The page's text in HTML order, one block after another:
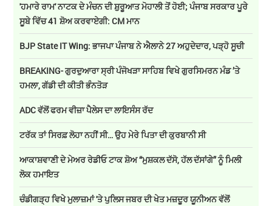
'ਹਮਾਰੇ ਰਾਮ' ਨਾਟਕ ਦੇ ਮੰਚਨ ਦੀ ਸ਼ੁਰੂਆਤ ਮੋਹਾਲੀ ਤੋਂ ਹੋਈ; ਪੰਜਾਬ ਸਰਕਾਰ ਪੂਰੇ
ਸੂਬੇ ਵਿੱਚ 41 ਸ਼ੋਅ ਕਰਵਾਏਗੀ: CM ਮਾਨ
BJP State IT Wing: ਭਾਜਪਾ ਪੰਜਾਬ ਨੇ ਐਲਾਨੇ 27 ਅਹੁਦੇਦਾਰ, ਪੜ੍ਹੋ ਸੂਚੀ
BREAKING- ਗੁਰਦੁਆਰਾ ਸ੍ਰੀ ਪੰਜੋਖੜਾ ਸਾਹਿਬ ਵਿਖੇ ਗੁਰਸਿਮਰਨ ਮੰਡ ’ਤੇ
ਹਮਲਾ, ਗੱਡੀ ਦੀ ਕੀਤੀ ਭੰਨਤੋੜ
ADC ਵੱਲੋਂ ਫਰਮ ਵੀਜ਼ਾ ਪੈਲੇਸ ਦਾ ਲਾਇਸੰਸ ਰੱਦ
ਟਰੱਕ ਤਾਂ ਸਿਰਫ਼ ਲੋਹਾ ਨਹੀਂ ਸੀ… ਉਹ ਮੇਰੇ ਪਿਤਾ ਦੀ ਕੁਰਬਾਨੀ ਸੀ
ਆਕਾਸ਼ਵਾਣੀ ਦੇ ਮੇਅਰ ਰੇਡੀਓ ਟਾਕ ਸ਼ੋਅ “ਮੁਸ਼ਕਲ ਦੱਸੋ, ਹੱਲ ਦੱਸਾਂਗੇ” ਨੂੰ ਮਿਲੀ
ਲੋਕ ਹਮਾਇਤ
ਚੰਡੀਗੜ੍ਹ ਵਿਖੇ ਮੁਲਾਜ਼ਮਾਂ 'ਤੇ ਪੁਲਿਸ ਜਬਰ ਦੀ ਖੇਤ ਮਜ਼ਦੂਰ ਯੂਨੀਅਨ ਵੱਲੋਂ